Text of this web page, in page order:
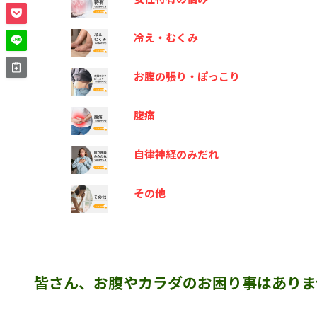
冷え・むくみ
お腹の張り・ぽっこり
腹痛
自律神経のみだれ
その他
皆さん、お腹やカラダのお困り事はあり